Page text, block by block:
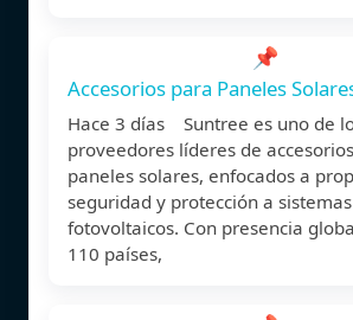
📌
Accesorios para Paneles
Hace 3 días Suntree es uno de
proveedores líderes de
paneles solares, enfocados a
seguridad y protección a sistemas
fotovoltaicos. Con presencia
110 países,